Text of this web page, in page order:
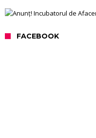
FACEBOOK